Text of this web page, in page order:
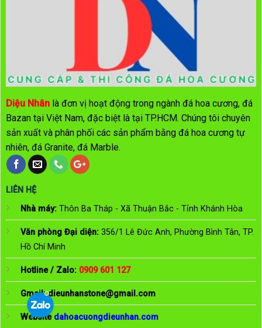
Diệu Nhânlà đơn vị hoạt động trong ngành đá hoa cương, đá
Bazan tại Việt Nam, đặc biệt là tại TP.HCM. Chúng tôi chuyên
sản xuất và phân phối các sản phẩm bằng đá hoa cương tự
nhiên, đá Granite, đá Marble.
LIÊN HỆ
Nhà máy:Thôn Ba Tháp - Xã Thuận Bắc - Tỉnh Khánh Hòa
Văn phòng Đại diện:356/1 Lê Đức Anh, Phường Bình Tân, TP.
Hồ Chí Minh
Hotline / Zalo: 0909 601 127
Gmail: dieunhanstone@gmail.com
Website dahoacuongdieunhan.com